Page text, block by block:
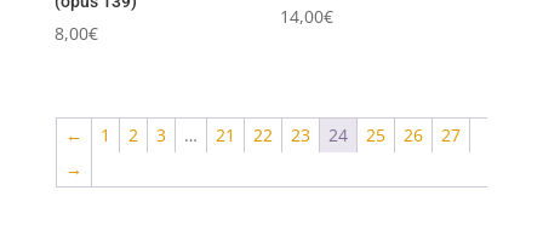
8,00€
14,00€
← 1 2 3 … 21 22 23 24 25 26
27
→